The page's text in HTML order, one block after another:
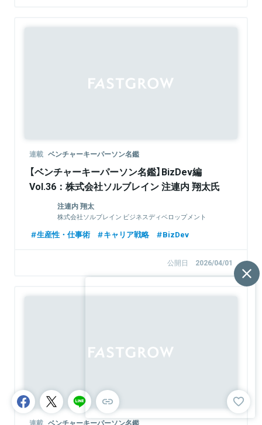
連載 ベンチャーキーパーソン名鑑
【ベンチャーキーパーソン名鑑】BizDev編
Vol.36：株式会社ソルブレイン 注連内 翔太氏
注連内 翔太
株式会社ソルブレイン ビジネスディベロップメント
生産性・仕事術 キャリア戦略 BizDev
公開日 2026/04/01
連載 ベンチャーキーパーソン名鑑